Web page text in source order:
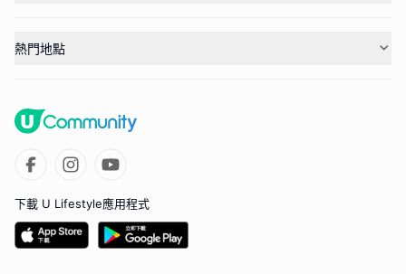
熱門地點
下載 U Lifestyle應用程式